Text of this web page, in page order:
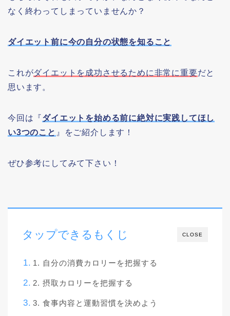
なく終わってしまっていませんか？
ダイエット前に今の自分の状態を知ること
これがダイエットを成功させるために非常に重要だと
思います。
今回は『ダイエットを始める前に絶対に実践してほし
い3つのこと 』をご紹介します！
ぜひ参考にしてみて下さい！
CLOSE
タップできるもくじ
1. 自分の消費カロリーを把握する
2. 摂取カロリーを把握する
3. 食事内容と運動習慣を決めよう